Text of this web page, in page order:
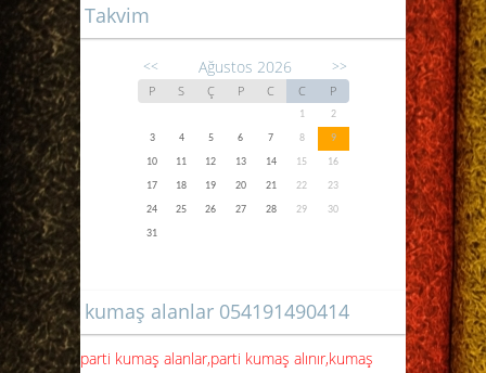
Takvim
<< Ağustos 2026 >>
P S Ç P C C P
1
2
3
4 5 6 7 8
9
10
11 12 13 14 15
16
17
18 19 20 21 22
23
24
25 26 27 28 29
30
31
kumaş alanlar 054191490414
parti kumaş alanlar,parti kumaş alınır,kumaş